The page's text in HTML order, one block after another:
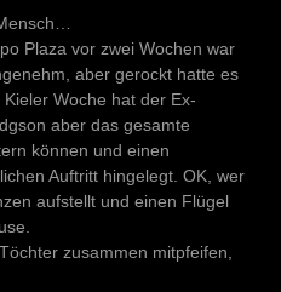
Plaza vor zwei Wochen war
aber gerockt hatte es
Woche hat der Ex-
aber das gesamte
können und einen
Auftritt hingelegt. OK, wer
aufstellt und einen Flügel
zusammen mitpfeifen,